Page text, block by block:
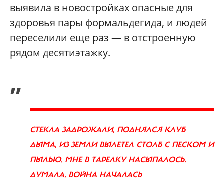
выявила в новостройках опасные для
здоровья пары формальдегида, и людей
переселили еще раз — в отстроенную
рядом десятиэтажку.
„
СТЕКЛА ЗАДРОЖАЛИ, ПОДНЯЛСЯ КЛУБ
ДЫМА, ИЗ ЗЕМЛИ ВЫЛЕТЕЛ СТОЛБ С ПЕСКОМ И
ПЫЛЬЮ. МНЕ В ТАРЕЛКУ НАСЫПАЛОСЬ.
ДУМАЛА, ВОЙНА НАЧАЛАСЬ